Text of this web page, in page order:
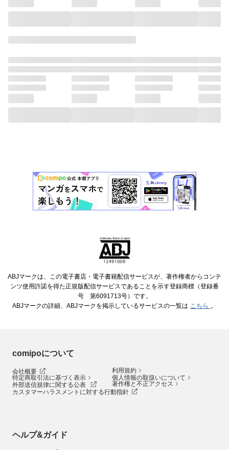
ABJマークは、この電子書店・電子書籍配信サービスが、著作権者からコンテ
ンツ使用許諾を得た正規版配信サービスであることを示す登録商標（登録番
号 第6091713号）です。
ABJマークの詳細、ABJマークを掲示しているサービスの一覧は こちら 。
comipoについて
会社概要
利用規約
特定商取引法に基づく表示
個人情報の取扱いについて
外部送信規律に関する公表
著作権と不正アクセス
カスタマーハラスメントに対する行動指針
ヘルプ&ガイド